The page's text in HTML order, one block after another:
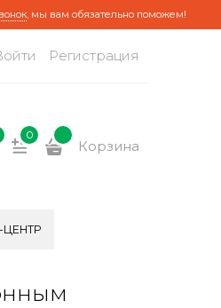
, мы вам обязательно поможем!
Регистрация
0
Корзина